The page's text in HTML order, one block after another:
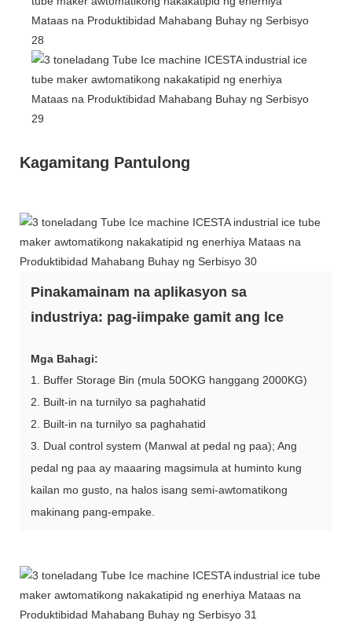
Kagamitang Pantulong
Pinakamainam na aplikasyon sa
industriya: pag-iimpake gamit ang lce
Mga Bahagi:
1. Buffer Storage Bin (mula 50OKG hanggang 2000KG)
2. Built-in na turnilyo sa paghahatid
2. Built-in na turnilyo sa paghahatid
3. Dual control system (Manwal at pedal ng paa); Ang
pedal ng paa ay maaaring magsimula at huminto kung
kailan mo gusto, na halos isang semi-awtomatikong
makinang pang-empake.